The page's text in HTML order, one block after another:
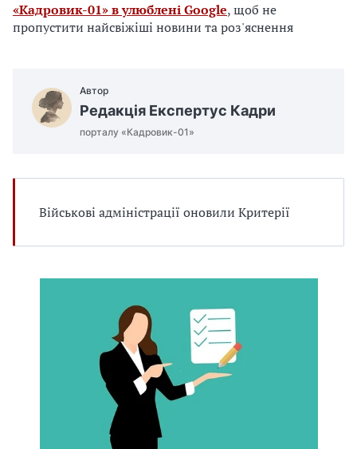
«Кадровик-01» в улюблені Google, щоб не
пропустити найсвіжіші новини та роз'яснення
Автор
Редакція Експертус Кадри
порталу «Кадровик-01»
Військові адміністрації оновили Критерії